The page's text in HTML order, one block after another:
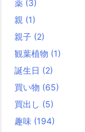
薬 (3)
親 (1)
親子 (2)
観葉植物 (1)
誕生日 (2)
買い物 (65)
買出し (5)
趣味 (194)